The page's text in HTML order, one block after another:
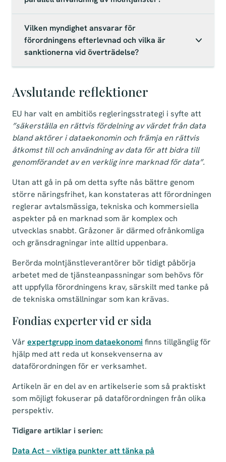
Vilken myndighet ansvarar för
förordningens efterlevnad och vilka är
sanktionerna vid överträdelse?
Avslutande reflektioner
EU har valt en ambitiös regleringsstrategi i syfte att
”säkerställa en rättvis fördelning av värdet från data
bland aktörer i dataekonomin och främja en rättvis
åtkomst till och användning av data för att bidra till
genomförandet av en verklig inre marknad för data”.
Utan att gå in på om detta syfte nås bättre genom
större näringsfrihet, kan konstateras att förordningen
reglerar avtalsmässiga, tekniska och kommersiella
aspekter på en marknad som är komplex och
utvecklas snabbt. Gråzoner är därmed ofrånkomliga
och gränsdragningar inte alltid uppenbara.
Berörda molntjänstleverantörer bör tidigt påbörja
arbetet med de tjänsteanpassningar som behövs för
att uppfylla förordningens krav, särskilt med tanke på
de tekniska omställningar som kan krävas.
Fondias experter vid er sida
Vår expertgrupp inom dataekonomi finns tillgänglig för
hjälp med att reda ut konsekvenserna av
dataförordningen för er verksamhet.
Artikeln är en del av en artikelserie som så praktiskt
som möjligt fokuserar på dataförordningen från olika
perspektiv.
Tidigare artiklar i serien:
Data Act – viktiga punkter att tänka på